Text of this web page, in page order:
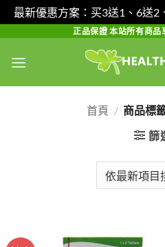
最新優惠方案：买3送1、6送2
content
正品保證 本站所有商品
首頁 / 商品標
篩